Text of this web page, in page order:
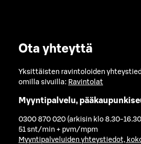
Ota yhteyttä
Yksittäisten ravintoloiden
omilla sivuilla: Ravintolat
Myyntipalvelu,
0300 870 020 (arkisin klo 8.30-
51 snt/min + pvm/mpm
Myyntipalveluiden yhteystiedot,